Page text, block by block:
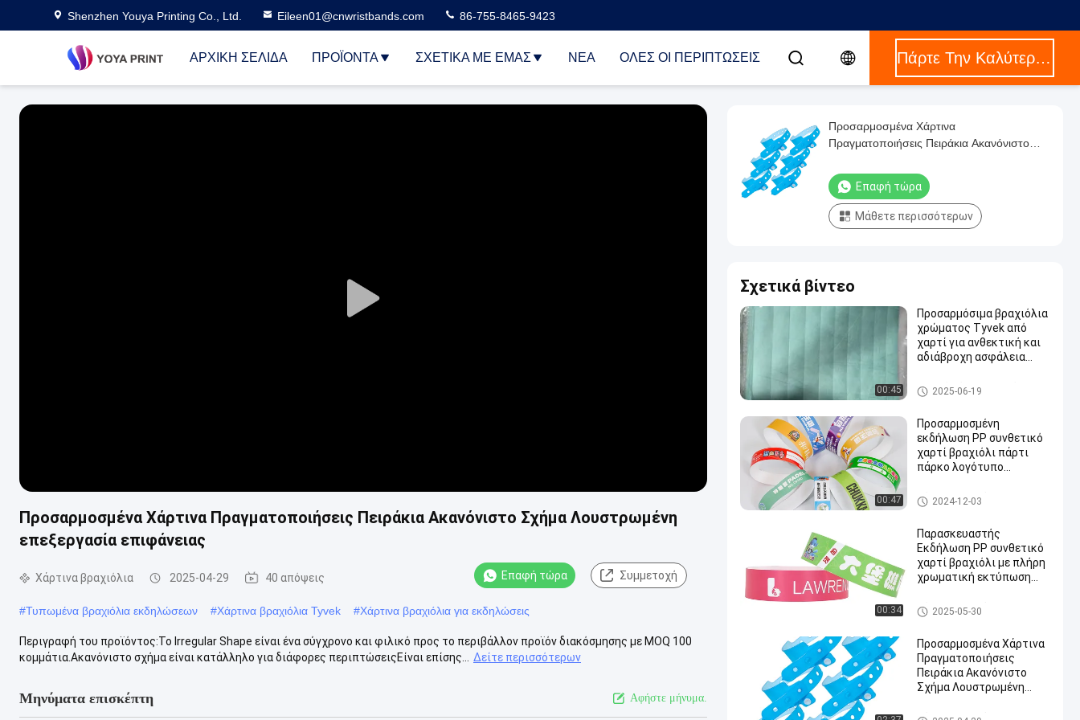
Shenzhen Youya Printing Co., Ltd. Eileen01@cnwristbands.com 86-755-8465-9423
ΑΡΧΙΚΉ ΣΕΛΊΔΑ ΠΡΟΪΌΝΤΑ ΣΧΕΤΙΚΆ ΜΕ ΕΜΆΣ ΝΈΑ ΌΛΕΣ ΟΙ ΠΕΡΙΠΤΏΣΕΙΣ Πάρτε Την Καλύτερη Τιμή
Play
Προσαρμοσμένα Χάρτινα Πραγματοποιήσεις Πειράκια Ακανόνιστο Σχήμα Λουστρωμένη
επεξεργασία επιφάνειας
Χάρτινα βραχιόλια 2025-04-29 40 απόψεις Επαφή τώρα Συμμετοχή
#Τυπωμένα βραχιόλια εκδηλώσεων #Χάρτινα βραχιόλια Tyvek #Χάρτινα βραχιόλια για εκδηλώσεις
Περιγραφή του προϊόντος:Το Irregular Shape είναι ένα σύγχρονο και φιλικό προς το περιβάλλον προϊόν διακόσμησης με MOQ 100
κομμάτια.Ακανόνιστο σχήμα είναι κατάλληλο για διάφορες περιπτώσειςΕίναι επίσης...
Δείτε περισσότερων
Μηνύματα επισκέπτη Αφήστε μήνυμα.
Προσαρμοσμένα Χάρτινα
Πραγματοποιήσεις Πειράκια Ακανόνιστο
επιφάνειας
Επαφή τώρα
Μάθετε περισσότερων
Σχετικά βίντεο
00:45
Προσαρμόσιμα βραχιόλια
χρώματος Tyvek από
χαρτί για ανθεκτική και
αδιάβροχη ασφάλεια
Τυβικά Χάρτινα Πειράκια
2025-06-19
00:47
Προσαρμοσμένη
εκδήλωση PP συνθετικό
χαρτί βραχιόλι πάρτι
πάρκο λογότυπο
ανθεκτικό στον ιδρώτα
είσοδος βραχιόλια
Χάρτινα βραχιόλια
2024-12-03
00:34
Παρασκευαστής
Εκδήλωση PP συνθετικό
χαρτί βραχιόλι με πλήρη
χρωματική εκτύπωση
στον ιδρώτα βραχιόλι
εισόδου
Χάρτινα βραχιόλια
2025-05-30
Προσαρμοσμένα Χάρτινα
Πραγματοποιήσεις
Πειράκια Ακανόνιστο
Σχήμα Λουστρωμένη
Χάρτινα βραχιόλια